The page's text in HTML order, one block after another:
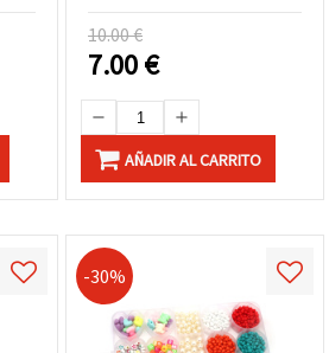
10.00 €
7.00€
AÑADIR AL CARRITO
-30%